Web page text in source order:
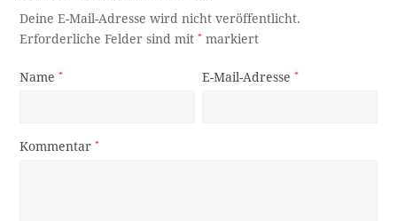
Deine E-Mail-Adresse wird nicht veröffentlicht.
Erforderliche Felder sind mit* markiert
Name* E-Mail-Adresse*
Kommentar*